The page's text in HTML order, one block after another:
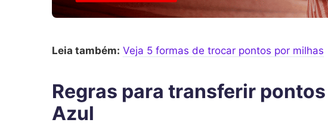
Leia também: Veja 5 formas de trocar pontos por milhas
Regras para transferir
Azul